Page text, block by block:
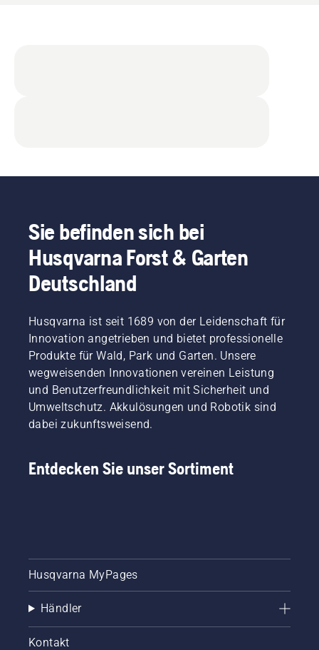
Sie befinden sich bei
Husqvarna Forst & Garten
Deutschland
Husqvarna ist seit 1689 von der Leidenschaft für
Innovation angetrieben und bietet professionelle
Produkte für Wald, Park und Garten. Unsere
wegweisenden Innovationen vereinen Leistung
und Benutzerfreundlichkeit mit Sicherheit und
Umweltschutz. Akkulösungen und Robotik sind
dabei zukunftsweisend.
Entdecken Sie unser Sortiment
Husqvarna MyPages
Händler
Kontakt